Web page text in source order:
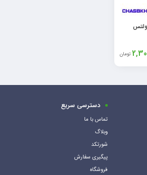
تومان
دسترسی سریع
تماس با ما
وبلاگ
شورتکد
پیگیری سفارش
فروشگاه